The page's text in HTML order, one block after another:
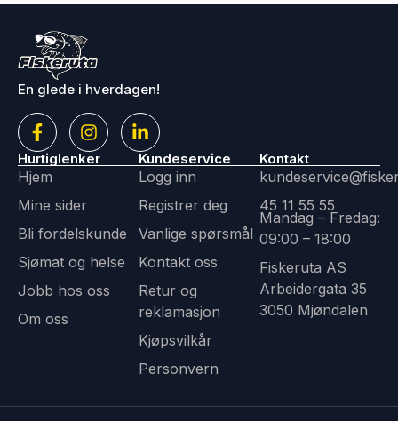
En glede i hverdagen!
Hurtiglenker
Hjem
Mine sider
Bli fordelskunde
Sjømat og helse
Jobb hos oss
Om oss
Kundeservice
Logg inn
Registrer deg
Vanlige spørsmål
Kontakt oss
Retur og
reklamasjon
Kjøpsvilkår
Personvern
Kontakt
45 11 55 55
Mandag – Fredag:
09:00 – 18:00
Fiskeruta AS
Arbeidergata 35
3050 Mjøndalen